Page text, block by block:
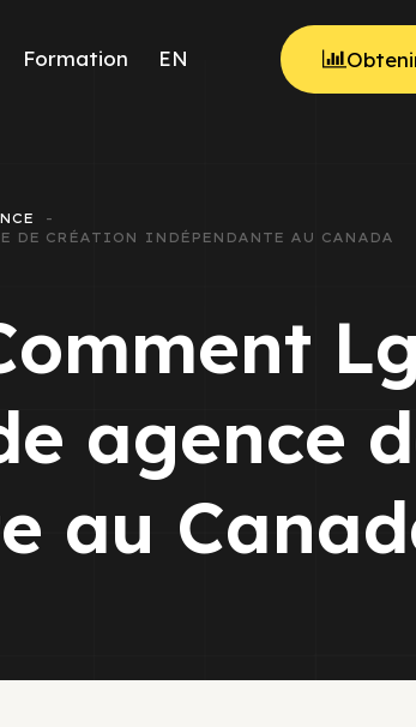
Formation EN
DE CRÉATION INDÉPENDANTE AU CANADA
agence
au